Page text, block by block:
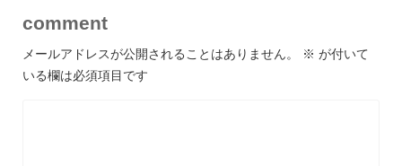
comment
メールアドレスが公開されることはありません。 ※ が付いて
いる欄は必須項目です